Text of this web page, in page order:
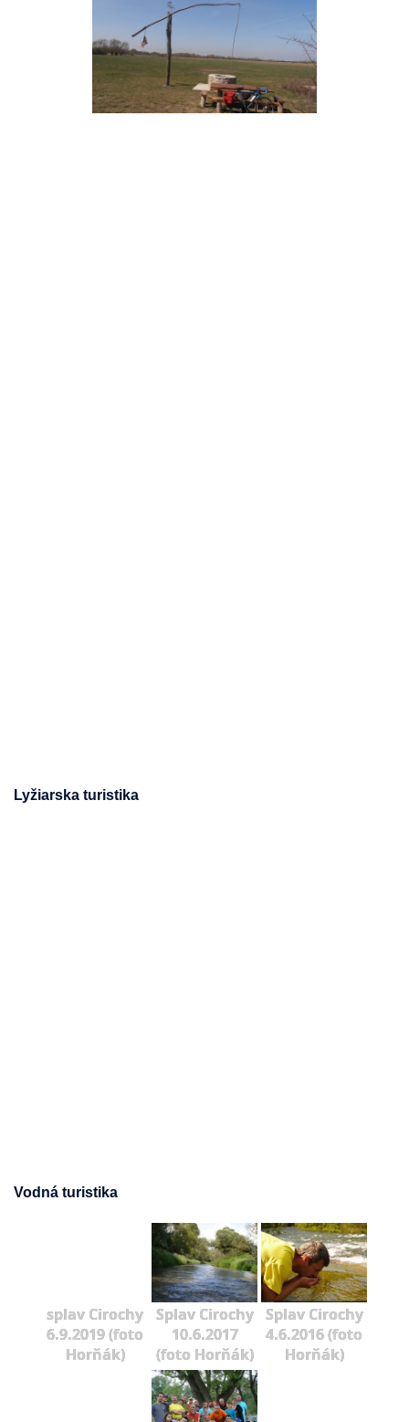
Lyžiarska turistika
Vodná turistika
splav Cirochy
6.9.2019 (foto
Horňák)
Splav Cirochy
10.6.2017
(foto Horňák)
Splav Cirochy
4.6.2016 (foto
Horňák)